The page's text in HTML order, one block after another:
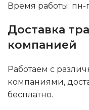
Время работы: пн-
Доставка
компанией
Работаем с
компаниями,
бесплатно.